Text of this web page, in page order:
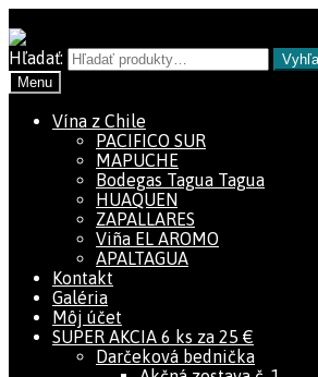
Hľadať:
Menu
Vína z Chile
PACIFICO SUR
MAPUCHE
Bodegas Tagua Tagua
HUAQUEN
ZAPALLARES
Viña EL AROMO
APALTAGUA
Kontakt
Galéria
Môj účet
SUPER AKCIA 6 ks za 25 €
Darčeková bednička